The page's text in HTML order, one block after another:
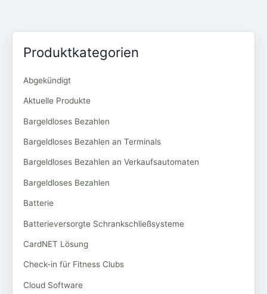
Produktkategorien
Abgekündigt
Aktuelle Produkte
Bargeldloses Bezahlen
Bargeldloses Bezahlen an Terminals
Bargeldloses Bezahlen an Verkaufsautomaten
Bargeldloses Bezahlen
Batterie
Batterieversorgte Schrankschließsysteme
CardNET Lösung
Check-in für Fitness Clubs
Cloud Software